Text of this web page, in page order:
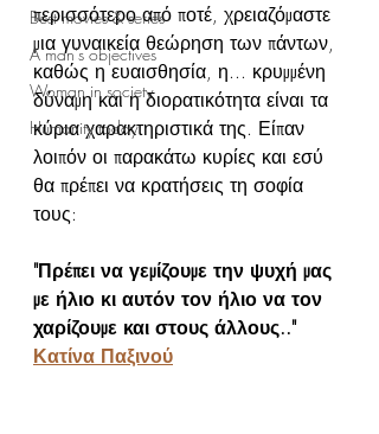
Best movies & series
A man's objectives
Woman in society
Humanity today
περισσότερο από ποτέ, χρειαζόμαστε
μια γυναικεία θεώρηση των πάντων,
καθώς η ευαισθησία, η... κρυμμένη
δύναμη και η διορατικότητα είναι τα
κύρια χαρακτηριστικά της. Είπαν
λοιπόν οι παρακάτω κυρίες και εσύ
θα πρέπει να κρατήσεις τη σοφία
τους:
"Πρέπει να γεμίζουμε την ψυχή μας
με ήλιο κι αυτόν τον ήλιο να τον
χαρίζουμε και στους άλλους.."
Κατίνα Παξινού